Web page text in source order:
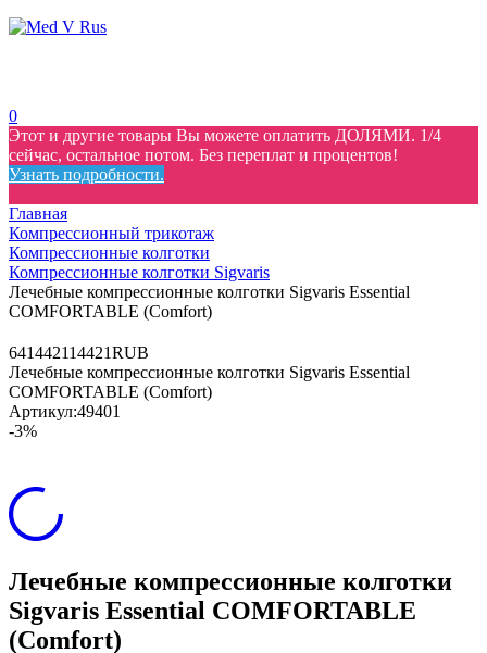
0
Этот и другие товары Вы можете оплатить ДОЛЯМИ. 1/4
сейчас, остальное потом. Без переплат и процентов!
Узнать подробности.
Главная
Компрессионный трикотаж
Компрессионные колготки
Компрессионные колготки Sigvaris
Лечебные компрессионные колготки Sigvaris Essential
COMFORTABLE (Comfort)
641442114421RUB
Лечебные компрессионные колготки Sigvaris Essential
COMFORTABLE (Comfort)
Артикул:49401
-3%
Лечебные компрессионные колготки
Sigvaris Essential COMFORTABLE
(Comfort)